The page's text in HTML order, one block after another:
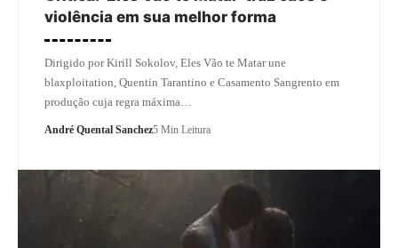
violência em sua melhor forma
Dirigido por Kirill Sokolov, Eles Vão te Matar une
blaxploitation, Quentin Tarantino e Casamento Sangrento em
produção cuja regra máxima…
André Quental Sanchez5 Min Leitura